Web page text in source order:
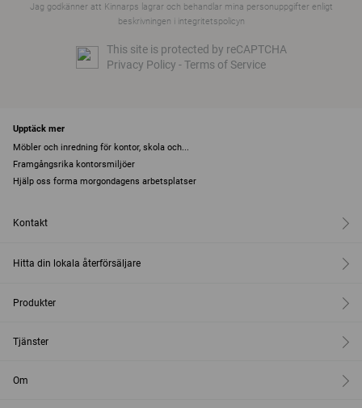
Jag godkänner att Kinnarps lagrar och behandlar mina personuppgifter enligt
beskrivningen i integritetspolicyn
This site is protected by reCAPTCHA
Privacy Policy -Terms of Service
Upptäck mer
Möbler och inredning för kontor, skola och...
Framgångsrika kontorsmiljöer
Hjälp oss forma morgondagens arbetsplatser
Kontakt
Hitta din lokala återförsäljare
Produkter
Tjänster
Om